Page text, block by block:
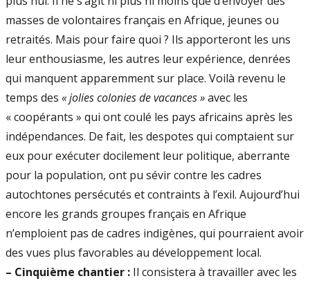
masses de volontaires français en Afrique, jeunes ou
retraités. Mais pour faire quoi ? Ils apporteront les uns
leur enthousiasme, les autres leur expérience, denrées
qui manquent apparemment sur place. Voilà revenu le
temps des « jolies colonies de vacances »avec les
« coopérants » qui ont coulé les pays africains après les
indépendances. De fait, les despotes qui comptaient sur
eux pour exécuter docilement leur politique, aberrante
pour la population, ont pu sévir contre les cadres
autochtones persécutés et contraints à l’exil. Aujourd’hui
encore les grands groupes français en Afrique
n’emploient pas de cadres indigènes, qui pourraient avoir
des vues plus favorables au développement local.
– Cinquième chantier : Il consistera à travailler avec les